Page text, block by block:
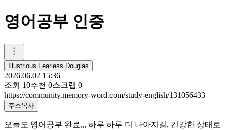
영어공부 인증
Illustrious Fearless Douglas
2026.06.02 15:36
조회 10추천 0스크랩 0
https://community.memory-word.com/study-english/131056433
주소복사
오늘도 영어공부 완료,,, 하루 하루 더 나아지길, 건강한 상태로